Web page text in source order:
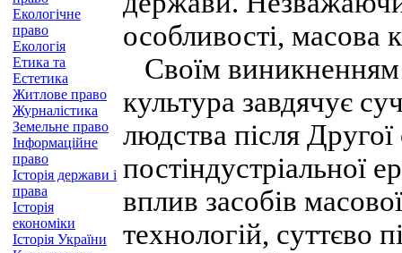
Екологічне
право
Екологія
Етика та
Естетика
Житлове право
Журналістика
Земельне право
Інформаційне
право
Історія держави і
права
Історія
економіки
Історія України
особливості, масова
Своїм виникненням
культура завдячує
людства після Другої
постіндустріальної
вплив засобів
технологій, суттєво